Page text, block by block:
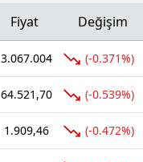
Fiyat Değişim
3.067.004 (-0.371%)
64.521,70 (-0.539%)
1.909,46 (-0.472%)